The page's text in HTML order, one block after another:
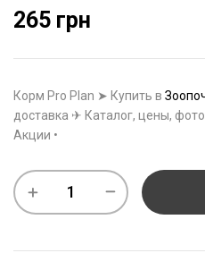
265 грн
Корм Pro Plan ➤ Купить в
доставка ✈ Каталог, цены,
Акции •